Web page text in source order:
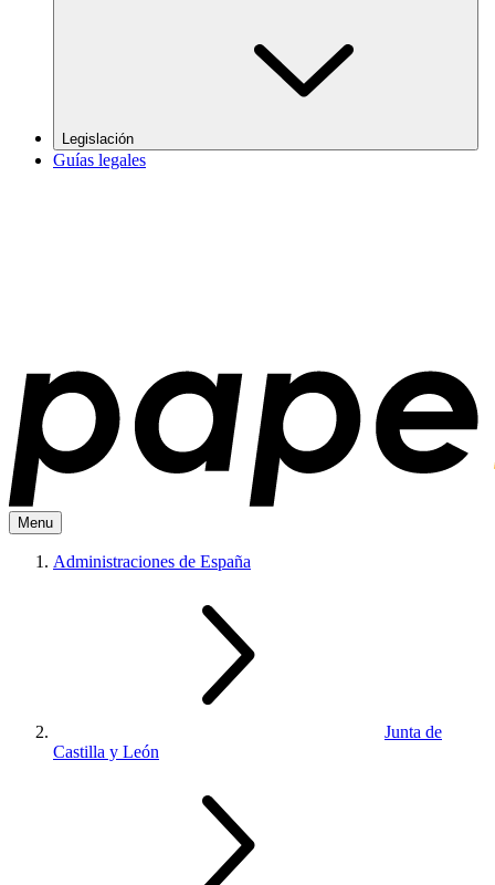
Legislación
Guías legales
Menu
Administraciones de España
Junta de
Castilla y León